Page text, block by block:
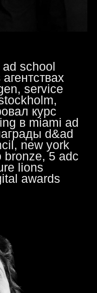
school
service
курс
в miami ad
d&ad
new york
5 adc
lions
awards